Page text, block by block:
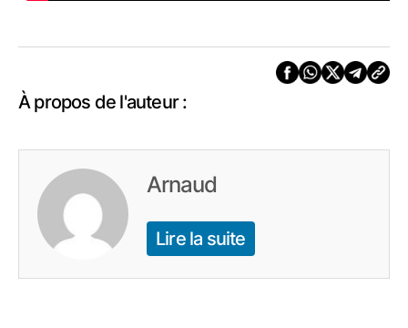
À propos de l'auteur :
Arnaud
Lire la suite